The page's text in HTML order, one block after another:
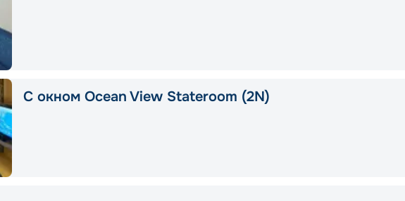
С окном Ocean View Stateroom (2N)